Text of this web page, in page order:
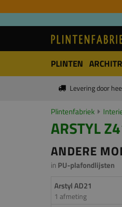
PLINTEN
Levering door
Plintenfabriek
ARSTYL
ANDERE
in PU-plafondlijsten
Arstyl AD21
1 afmeting